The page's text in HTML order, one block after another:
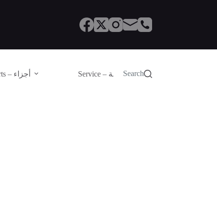
Parts – أجزاء Service – الصيانةSearch